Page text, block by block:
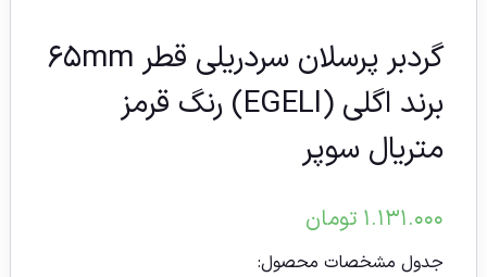
گردبر پرسلان سردریلی قطر ۶۵mm
برند اگلی (EGELI) رنگ قرمز
متریال سوپر
۱.۱۳۱.۰۰۰ تومان
جدول مشخصات محصول: